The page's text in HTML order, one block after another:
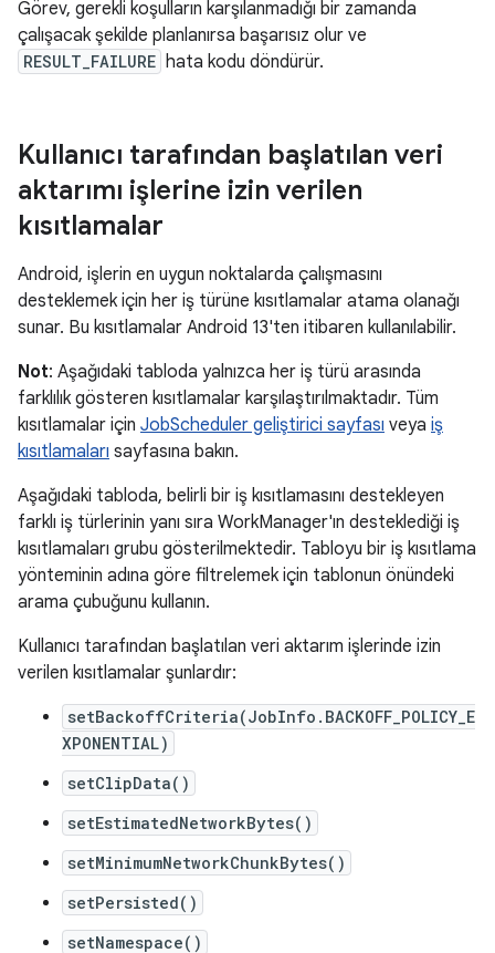
Görev, gerekli koşulların karşılanmadığı bir zamanda
çalışacak şekilde planlanırsa başarısız olur ve
RESULT_FAILURE hata kodu döndürür.
Kullanıcı tarafından başlatılan veri
aktarımı işlerine izin verilen
kısıtlamalar
Android, işlerin en uygun noktalarda çalışmasını
desteklemek için her iş türüne kısıtlamalar atama olanağı
sunar. Bu kısıtlamalar Android 13'ten itibaren kullanılabilir.
Not: Aşağıdaki tabloda yalnızca her iş türü arasında
farklılık gösteren kısıtlamalar karşılaştırılmaktadır. Tüm
kısıtlamalar için JobScheduler geliştirici sayfası veya iş
kısıtlamaları sayfasına bakın.
Aşağıdaki tabloda, belirli bir iş kısıtlamasını destekleyen
farklı iş türlerinin yanı sıra WorkManager'ın desteklediği iş
kısıtlamaları grubu gösterilmektedir. Tabloyu bir iş kısıtlama
yönteminin adına göre filtrelemek için tablonun önündeki
arama çubuğunu kullanın.
Kullanıcı tarafından başlatılan veri aktarım işlerinde izin
verilen kısıtlamalar şunlardır:
setBackoffCriteria(JobInfo.BACKOFF_POLICY_E
XPONENTIAL)
setClipData()
setEstimatedNetworkBytes()
setMinimumNetworkChunkBytes()
setPersisted()
setNamespace()